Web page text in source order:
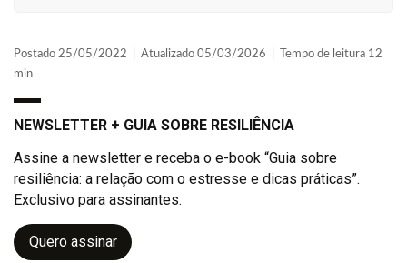
Postado 25/05/2022 | Atualizado 05/03/2026 | Tempo de leitura 12
min
NEWSLETTER + GUIA SOBRE RESILIÊNCIA
Assine a newsletter e receba o e-book “Guia sobre
resiliência: a relação com o estresse e dicas práticas”.
Exclusivo para assinantes.
Quero assinar